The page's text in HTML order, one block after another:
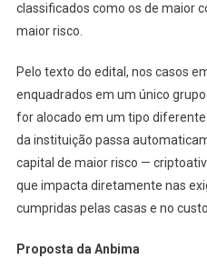
classificados como os de maior
maior risco.
Pelo texto do edital, nos casos
enquadrados em um único
for alocado em um tipo
da instituição passa
capital de maior risco —
que impacta diretamente nas
cumpridas pelas casas e no
Proposta da Anbima